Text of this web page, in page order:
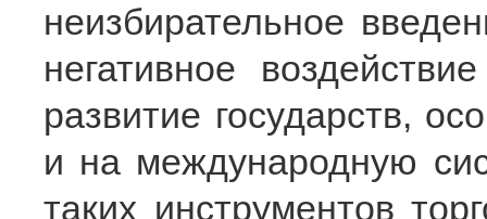
неизбирательное
негативное
развитие государств,
и на международную
таких инструментов